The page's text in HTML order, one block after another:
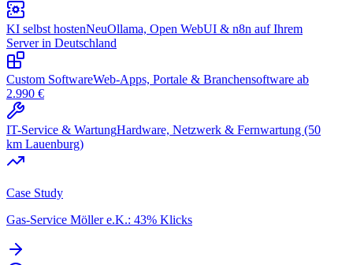
KI selbst hostenNeuOllama, Open WebUI & n8n auf Ihrem
Server in Deutschland
Custom SoftwareWeb-Apps, Portale & Branchensoftware ab
2.990 €
IT-Service & WartungHardware, Netzwerk & Fernwartung (50
km Lauenburg)
Case Study
Gas-Service Möller e.K.: 43% Klicks